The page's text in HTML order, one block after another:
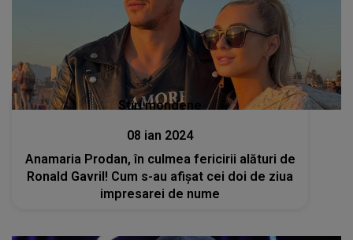
Stiri mondene
08 ian 2024
Anamaria Prodan, în culmea fericirii alături de
Ronald Gavril! Cum s-au afișat cei doi de ziua
impresarei de nume